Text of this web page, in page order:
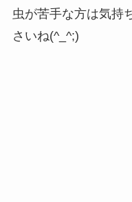
虫が苦手な方は気持
さいね(^_^;)